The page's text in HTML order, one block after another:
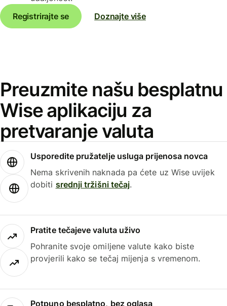
Registrirajte se
Doznajte više
Preuzmite našu besplatnu
Wise aplikaciju za
pretvaranje valuta
Usporedite pružatelje usluga prijenosa novca
Nema skrivenih naknada pa ćete uz Wise uvijek
dobiti srednji tržišni tečaj.
Pratite tečajeve valuta uživo
Pohranite svoje omiljene valute kako biste
provjerili kako se tečaj mijenja s vremenom.
Potpuno besplatno, bez oglasa